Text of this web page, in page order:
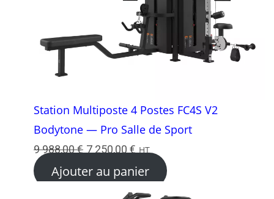
Station Multiposte 4 Postes FC4S V2
Bodytone — Pro Salle de Sport
9 988,00€ Le
prix
7 250,00 € Le
prix
HT
Ajouter au panier